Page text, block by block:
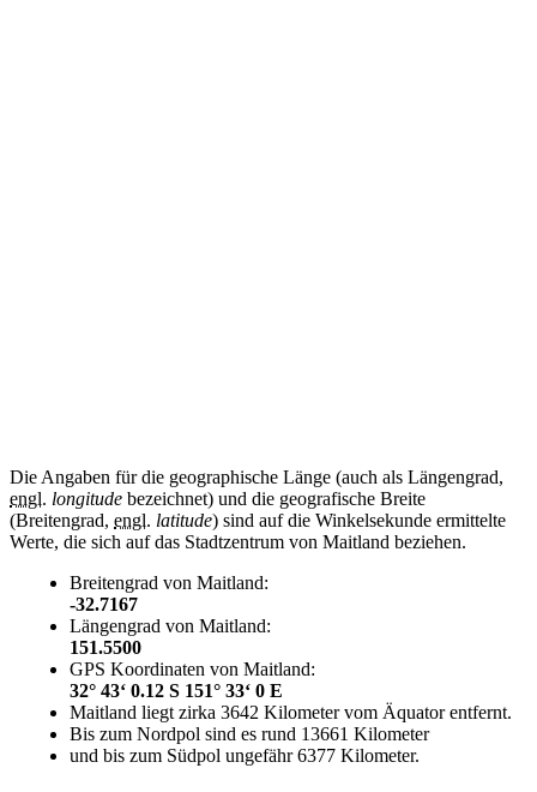
Die Angaben für die geographische Länge (auch als Längengrad,
engl. longitude bezeichnet) und die geografische Breite
(Breitengrad, engl. latitude) sind auf die Winkelsekunde ermittelte
Werte, die sich auf das Stadtzentrum von Maitland beziehen.
Breitengrad von Maitland:
-32.7167
Längengrad von Maitland:
151.5500
GPS Koordinaten von Maitland:
32° 43‘ 0.12 S 151° 33‘ 0 E
Maitland liegt zirka 3642 Kilometer vom Äquator entfernt.
Bis zum Nordpol sind es rund 13661 Kilometer
und bis zum Südpol ungefähr 6377 Kilometer.